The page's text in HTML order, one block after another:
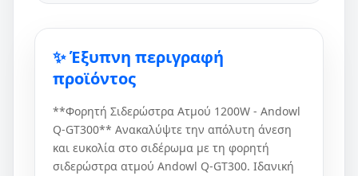
✨ Έξυπνη περιγραφή
προϊόντος
**Φορητή Σιδερώστρα Ατμού 1200W - Andowl
Q-GT300** Ανακαλύψτε την απόλυτη άνεση
και ευκολία στο σιδέρωμα με τη φορητή
σιδερώστρα ατμού Andowl Q-GT300. Ιδανική